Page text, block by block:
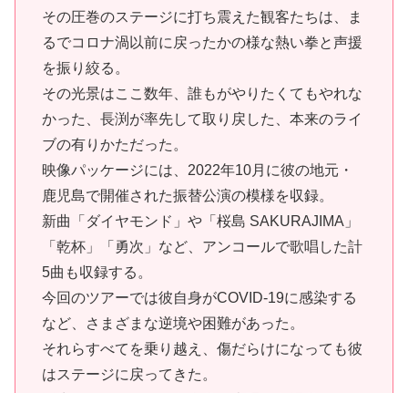
その圧巻のステージに打ち震えた観客たちは、ま
るでコロナ渦以前に戻ったかの様な熱い拳と声援
を振り絞る。
その光景はここ数年、誰もがやりたくてもやれな
かった、長渕が率先して取り戻した、本来のライ
ブの有りかただった。
映像パッケージには、2022年10月に彼の地元・
鹿児島で開催された振替公演の模様を収録。
新曲「ダイヤモンド」や「桜島 SAKURAJIMA」
「乾杯」「勇次」など、アンコールで歌唱した計
5曲も収録する。
今回のツアーでは彼自身がCOVID-19に感染する
など、さまざまな逆境や困難があった。
それらすべてを乗り越え、傷だらけになっても彼
はステージに戻ってきた。